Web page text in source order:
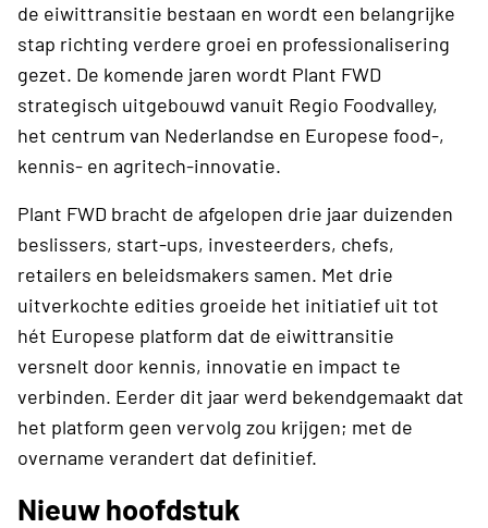
de eiwittransitie bestaan en wordt een belangrijke
stap richting verdere groei en professionalisering
gezet. De komende jaren wordt Plant FWD
strategisch uitgebouwd vanuit Regio Foodvalley,
het centrum van Nederlandse en Europese food-,
kennis- en agritech-innovatie.
Plant FWD bracht de afgelopen drie jaar duizenden
beslissers, start-ups, investeerders, chefs,
retailers en beleidsmakers samen. Met drie
uitverkochte edities groeide het initiatief uit tot
hét Europese platform dat de eiwittransitie
versnelt door kennis, innovatie en impact te
verbinden. Eerder dit jaar werd bekendgemaakt dat
het platform geen vervolg zou krijgen; met de
overname verandert dat definitief.
Nieuw hoofdstuk